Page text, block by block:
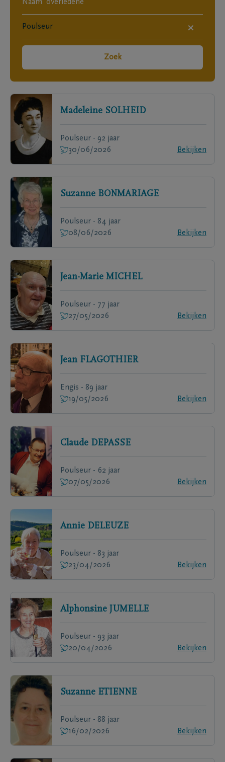
×
Zoek
Madeleine SOLHEID
Poulseur - 92 jaar
30/06/2026
Bekijken
Suzanne BONMARIAGE
Poulseur - 84 jaar
08/06/2026
Bekijken
Jean-Marie MICHEL
Poulseur - 77 jaar
27/05/2026
Bekijken
Jean FLAGOTHIER
Engis - 89 jaar
19/05/2026
Bekijken
Claude DEPASSE
Poulseur - 62 jaar
07/05/2026
Bekijken
Annie DELEUZE
Poulseur - 83 jaar
23/04/2026
Bekijken
Alphonsine JUMELLE
Poulseur - 93 jaar
20/04/2026
Bekijken
Suzanne ETIENNE
Poulseur - 88 jaar
16/02/2026
Bekijken